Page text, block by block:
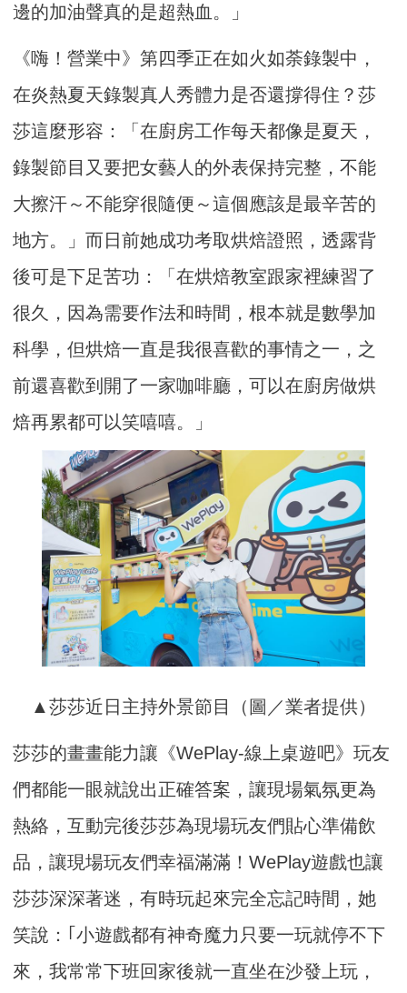
邊的加油聲真的是超熱血。」
《嗨！營業中》第四季正在如火如荼錄製中，
在炎熱夏天錄製真人秀體力是否還撐得住？莎
莎這麼形容：「在廚房工作每天都像是夏天，
錄製節目又要把女藝人的外表保持完整，不能
大擦汗～不能穿很隨便～這個應該是最辛苦的
地方。」而日前她成功考取烘焙證照，透露背
後可是下足苦功：「在烘焙教室跟家裡練習了
很久，因為需要作法和時間，根本就是數學加
科學，但烘焙一直是我很喜歡的事情之一，之
前還喜歡到開了一家咖啡廳，可以在廚房做烘
焙再累都可以笑嘻嘻。」
▲莎莎近日主持外景節目（圖／業者提供）
莎莎的畫畫能力讓《WePlay-線上桌遊吧》玩友
們都能一眼就說出正確答案，讓現場氣氛更為
熱絡，互動完後莎莎為現場玩友們貼心準備飲
品，讓現場玩友們幸福滿滿！WePlay遊戲也讓
莎莎深深著迷，有時玩起來完全忘記時間，她
笑說：｢小遊戲都有神奇魔力只要一玩就停不下
來，我常常下班回家後就一直坐在沙發上玩，